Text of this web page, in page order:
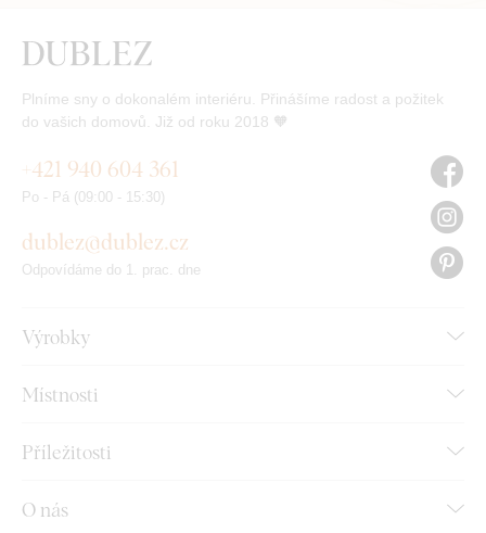
Plníme sny o dokonalém interiéru. Přinášíme radost a požitek
do vašich domovů. Již od roku 2018 🧡
Výrobky
Místnosti
Příležitosti
O nás
+421 940 604 361
Po - Pá (09:00 - 15:30)
dublez@dublez.cz
Odpovídáme do 1. prac. dne